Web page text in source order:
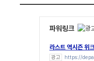
파워링크
라스트 역시즌 위
광고 https://